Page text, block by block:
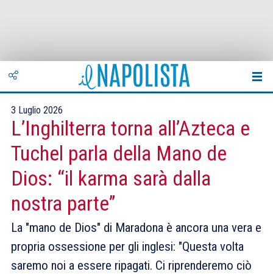
3 Luglio 2026
L’Inghilterra torna all’Azteca e
Tuchel parla della Mano de
Dios: “il karma sarà dalla
nostra parte”
La "mano de Dios" di Maradona è ancora una vera e
propria ossessione per gli inglesi: "Questa volta
saremo noi a essere ripagati. Ci riprenderemo ciò